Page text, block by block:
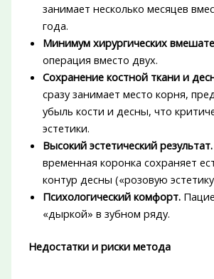
занимает несколько месяцев
года.
Минимум хирургических
операция вместо двух.
Сохранение костной ткани и
сразу занимает место корня,
убыль кости и десны, что
эстетики.
Высокий эстетический результат.
временная коронка сохраняет
контур десны («розовую
Психологический комфорт.
«дыркой» в зубном ряду.
Недостатки и риски метода